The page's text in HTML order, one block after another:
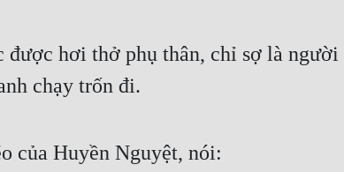
được hơi thở phụ thân, chỉ sợ là
chạy trốn đi.
của Huyền Nguyệt, nói: